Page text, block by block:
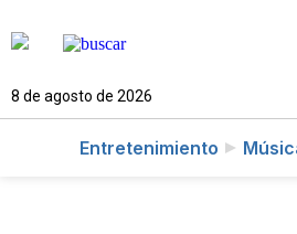
8 de agosto de 2026
Entretenimiento